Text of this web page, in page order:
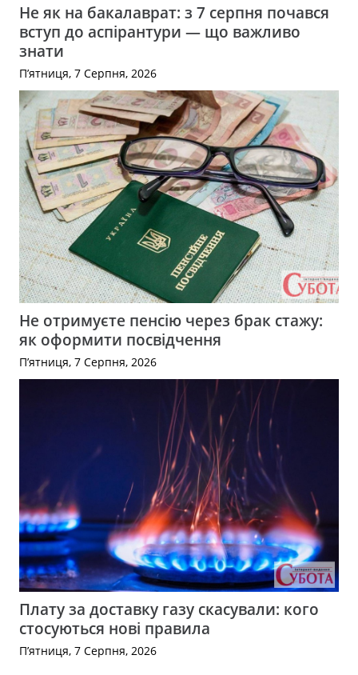
Не як на бакалаврат: з 7 серпня почався
вступ до аспірантури — що важливо
знати
П’ятниця, 7 Серпня, 2026
Не отримуєте пенсію через брак стажу:
як оформити посвідчення
П’ятниця, 7 Серпня, 2026
Плату за доставку газу скасували: кого
стосуються нові правила
П’ятниця, 7 Серпня, 2026